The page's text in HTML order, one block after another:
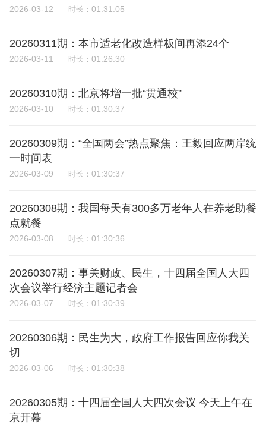
2026-03-12 时长： 01:31:05
20260311期：本市适老化改造样板间再添24个
2026-03-11 时长： 01:26:30
20260310期：北京将增一批“贯通校”
2026-03-10 时长： 01:30:37
20260309期：“全国两会”热点聚焦：王毅回应两岸统
一时间表
2026-03-09 时长： 01:30:37
20260308期：我国每天有300多万老年人在养老助餐
点就餐
2026-03-08 时长： 01:30:36
20260307期：事关财政、民生，十四届全国人大四
次会议举行经济主题记者会
2026-03-07 时长： 01:30:39
20260306期：民生为大，政府工作报告回应你我关
切
2026-03-06 时长： 01:30:38
20260305期：十四届全国人大四次会议 今天上午在
京开幕